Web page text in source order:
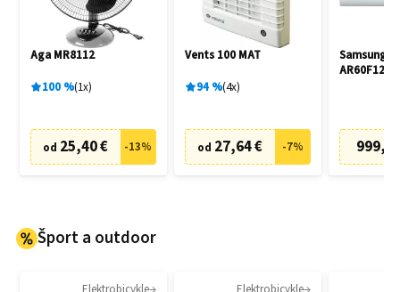
Aga MR8112
100% 1x
od 25,40 € -13%
Vents 100 MAT
94% 4x
od 27,64 € -7%
Samsung
Šport a outdoor